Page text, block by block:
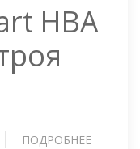
HBA
ПОДРОБНЕЕ